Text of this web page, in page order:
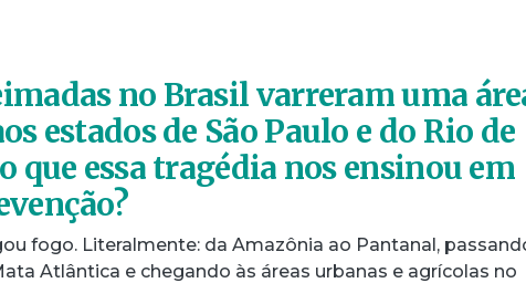
no Brasil varreram uma
estados de São Paulo e do Rio de
que essa tragédia nos ensinou em
fogo. Literalmente: da Amazônia ao Pantanal,
Atlântica e chegando às áreas urbanas e agrícolas no